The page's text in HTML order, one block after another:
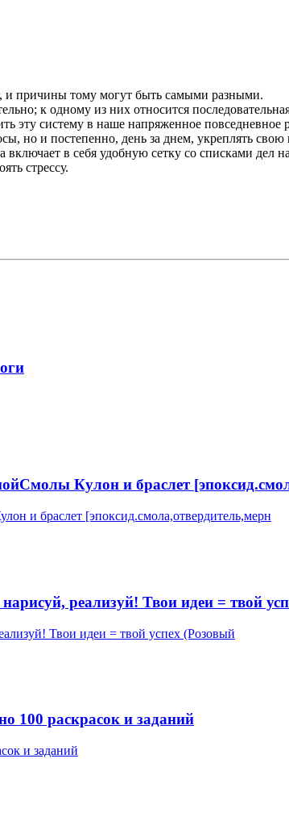
и причины тому могут быть самыми разными.
к одному из них относится
систему в наше напряженное повседневное
но и постепенно, день за днем, укреплять
включает в себя удобную сетку со списками
стрессу.
Кулон и браслет
реализуй! Твои идеи = твой
100 раскрасок и заданий